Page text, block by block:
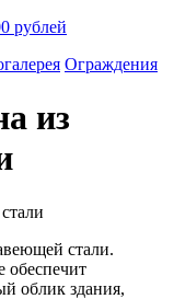
рублей
Ограждения
из
стали.
обеспечит
облик здания,